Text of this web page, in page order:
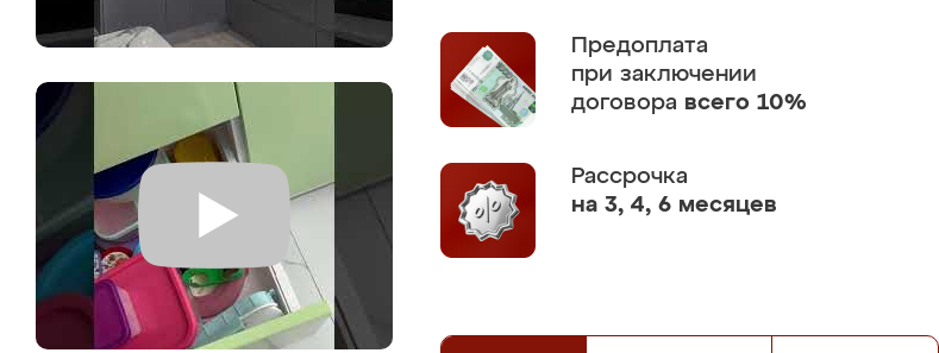
Предоплата
при заключении
договора всего 10%
Рассрочка
на 3, 4, 6 месяцев